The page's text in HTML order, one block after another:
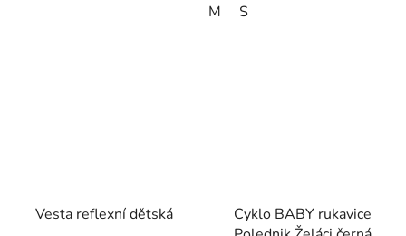
M S
Vesta reflexní dětská
Cyklo BABY rukavice